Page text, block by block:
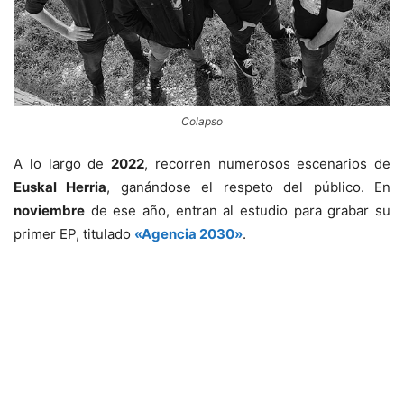
Colapso
A lo largo de 2022, recorren numerosos escenarios de
Euskal Herria, ganándose el respeto del público. En
noviembre de ese año, entran al estudio para grabar su
primer EP, titulado «Agencia 2030».